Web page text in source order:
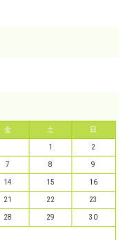
金 土 日
1 2
7 8 9
14 15 16
21 22 23
28 29 30